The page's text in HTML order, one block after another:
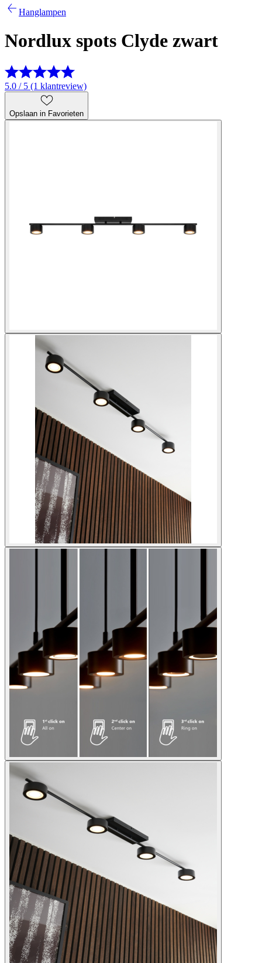
Hanglampen
Nordlux spots Clyde zwart
5.0 / 5 (1 klantreview)
Opslaan in Favorieten